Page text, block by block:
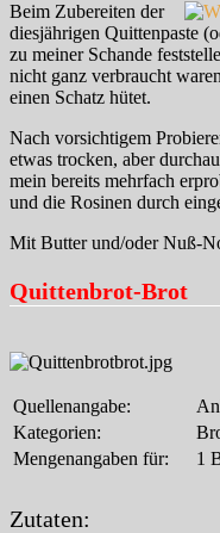
Beim Zubereiten der
diesjährigen Quittenpaste
zu meiner Schande
nicht ganz verbraucht
einen Schatz hütet.
Nach vorsichtigem
etwas trocken, aber
mein bereits mehrfach
und die Rosinen durch
Mit Butter und/oder Nuß-
Quittenbrot-Brot
Quellenangabe:
Kategorien:
Mengenangaben für:
1
Zutaten: